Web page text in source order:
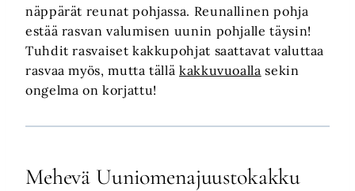
näppärät reunat pohjassa. Reunallinen pohja
estää rasvan valumisen uunin pohjalle täysin!
Tuhdit rasvaiset kakkupohjat saattavat valuttaa
rasvaa myös, mutta tällä kakkuvuoalla sekin
ongelma on korjattu!
Mehevä Uuniomenajuustokakku